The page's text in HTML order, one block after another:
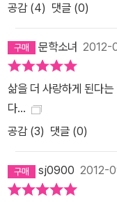
공감 (4) 댓글 (0)
문학소녀 2012-
삶을 더 사랑하게 된다
다...
공감 (3) 댓글 (0)
sj0900 2012-